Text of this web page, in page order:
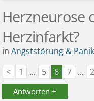
Herzneurose
Herzinfarkt?
inAngststörung &
<
1 ... 5 6 7 ...
Antworten +